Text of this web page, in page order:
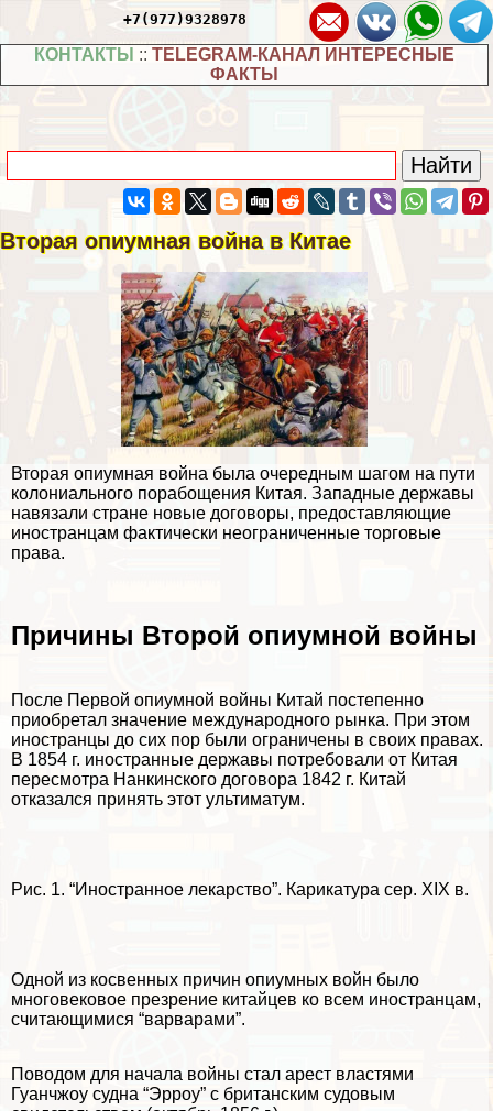
+7(977)9328978
КОНТАКТЫ :: TELEGRAM-КАНАЛ ИНТЕРЕСНЫЕ
ФАКТЫ
Вторая опиумная война в Китае
Вторая опиумная война была очередным шагом на пути
колониального порабощения Китая. Западные державы
навязали стране новые договоры, предоставляющие
иностранцам фактически неограниченные торговые
права.
Причины Второй опиумной войны
После Первой опиумной войны Китай постепенно
приобретал значение международного рынка. При этом
иностранцы до сих пор были ограничены в своих правах.
В 1854 г. иностранные державы потребовали от Китая
пересмотра Нанкинского договора 1842 г. Китай
отказался принять этот ультиматум.
Рис. 1. “Иностранное лекарство”. Карикатура сер. XIX в.
Одной из косвенных причин опиумных войн было
многовековое презрение китайцев ко всем иностранцам,
считающимися “варварами”.
Поводом для начала войны стал арест властями
Гуанчжоу судна “Эрроу” с британским судовым